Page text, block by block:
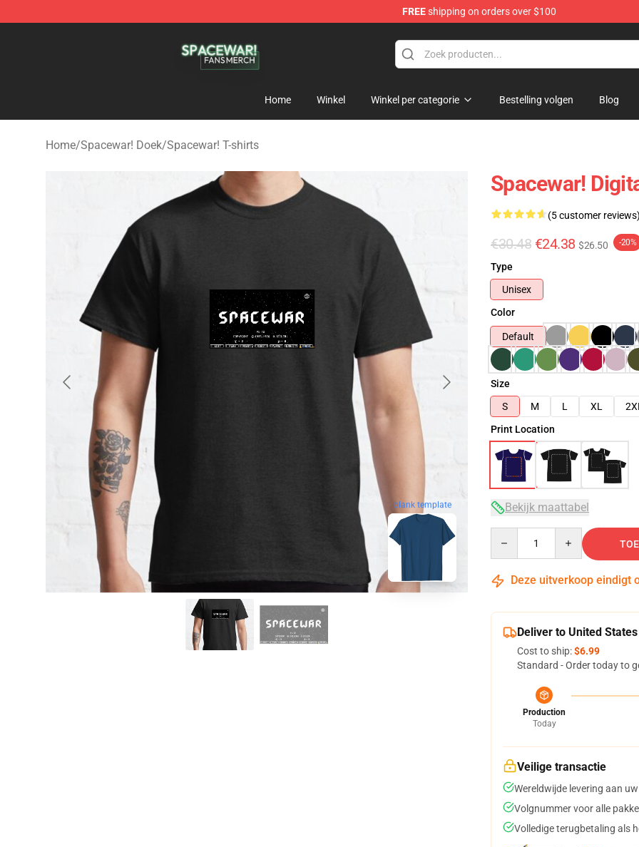
FREEshipping on orders over $100
Home Winkel Winkel per categorie Bestelling volgen Blog
Home/Spacewar! Doek/Spacewar! T-shirts
blank template
Spacewar!
(5 customer reviews)
€30.48 €24.38 $26.50 -20%
Type
Unisex
Color
Default
Size
S
M L XL 2XL
Print Location
Bekijk maattabel
Deze uitverkoop eindigt
Deliver to United States
Cost to ship:$6.99
Standard - Order today to
Production
Today
Veilige transactie
Wereldwijde levering aan
Volgnummer voor alle
Volledige terugbetaling als